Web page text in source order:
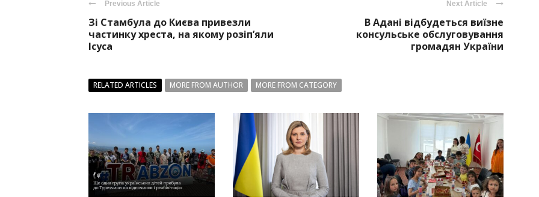
Previous Article
Зі Стамбула до Києва привезли
частинку хреста, на якому розіп’яли
Ісуса
Next Article
В Адані відбудеться виїзне
консульське обслуговування
громадян України
RELATED ARTICLES MORE FROM AUTHOR MORE FROM CATEGORY